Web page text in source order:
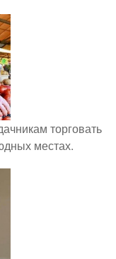
торговать
местах.